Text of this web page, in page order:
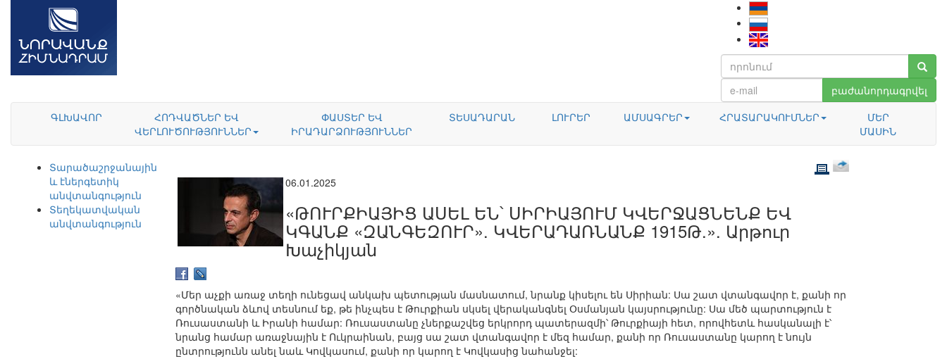
բաժանորդագրվել
ԳԼԽԱՎՈՐ
ՀՈԴՎԱԾՆԵՐ ԵՎ
ՎԵՐԼՈՒԾՈՒԹՅՈՒՆՆԵՐ
ՓԱՍՏԵՐ ԵՎ
ԻՐԱԴԱՐՁՈՒԹՅՈՒՆՆԵՐ
ՏԵՍԱԴԱՐԱՆ ԼՈՒՐԵՐ ԱՄՍԱԳՐԵՐ ՀՐԱՏԱՐԱԿՈՒՄՆԵՐ
ՄԵՐ
ՄԱՍԻՆ
Տարածաշրջանային
և էներգետիկ
անվտանգություն
Տեղեկատվական
անվտանգություն
06.01.2025
«ԹՈՒՐՔԻԱՅԻՑ ԱՍԵԼ ԵՆ՝ ՍԻՐԻԱՅՈՒՄ ԿՎԵՐՋԱՑՆԵՆՔ ԵՎ
ԿԳԱՆՔ «ԶԱՆԳԵԶՈՒՐ». ԿՎԵՐԱԴԱՌՆԱՆՔ 1915Թ.». Արթուր
Խաչիկյան
«Մեր աչքի առաջ տեղի ունեցավ անկախ պետության մասնատում, նրանք կիսելու են Սիրիան: Սա շատ վտանգավոր է, քանի որ
գործնական ձևով տեսնում եք, թե ինչպես է Թուրքիան սկսել վերականգնել Օսմանյան կայսրությունը: Սա մեծ պարտություն է
Ռուսաստանի և Իրանի համար: Ռուսաստանը չներքաշվեց երկրորդ պատերազմի՝ Թուրքիայի հետ, որովհետև հասկանալի է՝
նրանց համար առաջնային է Ուկրաինան, բայց սա շատ վտանգավոր է մեզ համար, քանի որ Ռուսաստանը կարող է նույն
ընտրությունն անել նաև Կովկասում, քանի որ կարող է Կովկասից նահանջել: